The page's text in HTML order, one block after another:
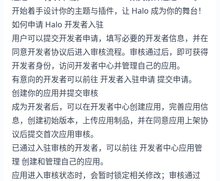
开始着手设计你的主题与插件，让 Halo 成为你的舞台！
如何申请 Halo 开发者入驻
用户可以提交开发者申请，填写必要的开发者信息，并在
同意开发者协议后进入审核流程。审核通过后，即可获得
开发者身份，访问开发者中心并管理自己的应用。
有意向的开发者可以前往 开发者入驻申请提交申请。
创建你的应用并提交审核
成为开发者后，可以在开发者中心创建应用，完善应用信
息，创建初始版本，上传应用制品，并在同意应用上架协
议后提交首次应用审核。
已通过入驻审核的开发者，可以前往 开发者中心应用管
理 创建和管理自己的应用。
应用进入审核状态时，会暂时锁定相关修改；审核通过